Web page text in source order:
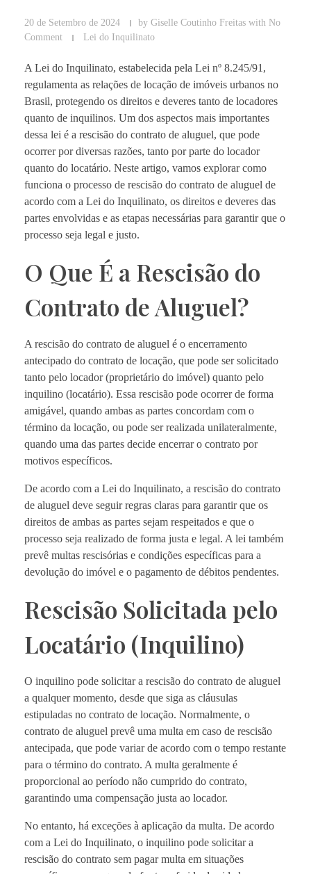
20 de Setembro de 2024 by Giselle Coutinho Freitas with No
Comment
Lei do Inquilinato
A Lei do Inquilinato, estabelecida pela Lei nº 8.245/91,
regulamenta as relações de locação de imóveis urbanos no
Brasil, protegendo os direitos e deveres tanto de locadores
quanto de inquilinos. Um dos aspectos mais importantes
dessa lei é a rescisão do contrato de aluguel, que pode
ocorrer por diversas razões, tanto por parte do locador
quanto do locatário. Neste artigo, vamos explorar como
funciona o processo de rescisão do contrato de aluguel de
acordo com a Lei do Inquilinato, os direitos e deveres das
partes envolvidas e as etapas necessárias para garantir que o
processo seja legal e justo.
O Que É a Rescisão do
Contrato de Aluguel?
A rescisão do contrato de aluguel é o encerramento
antecipado do contrato de locação, que pode ser solicitado
tanto pelo locador (proprietário do imóvel) quanto pelo
inquilino (locatário). Essa rescisão pode ocorrer de forma
amigável, quando ambas as partes concordam com o
término da locação, ou pode ser realizada unilateralmente,
quando uma das partes decide encerrar o contrato por
motivos específicos.
De acordo com a Lei do Inquilinato, a rescisão do contrato
de aluguel deve seguir regras claras para garantir que os
direitos de ambas as partes sejam respeitados e que o
processo seja realizado de forma justa e legal. A lei também
prevê multas rescisórias e condições específicas para a
devolução do imóvel e o pagamento de débitos pendentes.
Rescisão Solicitada pelo
Locatário (Inquilino)
O inquilino pode solicitar a rescisão do contrato de aluguel
a qualquer momento, desde que siga as cláusulas
estipuladas no contrato de locação. Normalmente, o
contrato de aluguel prevê uma multa em caso de rescisão
antecipada, que pode variar de acordo com o tempo restante
para o término do contrato. A multa geralmente é
proporcional ao período não cumprido do contrato,
garantindo uma compensação justa ao locador.
No entanto, há exceções à aplicação da multa. De acordo
com a Lei do Inquilinato, o inquilino pode solicitar a
rescisão do contrato sem pagar multa em situações